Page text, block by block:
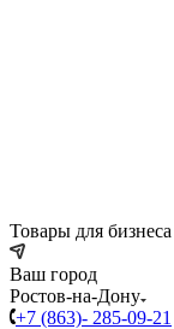
Товары для бизнеса
Ваш город
Ростов-на-Дону
+7 (863)- 285-09-21